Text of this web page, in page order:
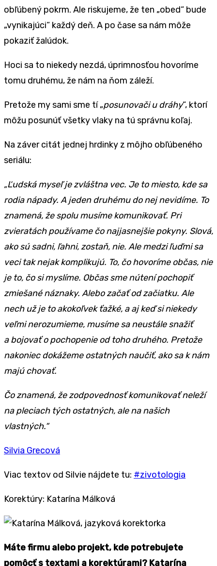
obľúbený pokrm. Ale riskujeme, že ten „obed“ bude
„vynikajúci“ každý deň. A po čase sa nám môže
pokaziť žalúdok.
Hoci sa to niekedy nezdá, úprimnosťou hovoríme
tomu druhému, že nám na ňom záleží.
Pretože my sami sme tí „posunovači u dráhy“, ktorí
môžu posunúť všetky vlaky na tú správnu koľaj.
Na záver citát jednej hrdinky z môjho obľúbeného
seriálu:
„Ľudská myseľ je zvláštna vec. Je to miesto, kde sa
rodia nápady. A jeden druhému do nej nevidíme. To
znamená, že spolu musíme komunikovať. Pri
zvieratách používame čo najjasnejšie pokyny. Slová,
ako sú sadni, ľahni, zostaň, nie. Ale medzi ľuďmi sa
veci tak nejak komplikujú. To, čo hovoríme občas, nie
je to, čo si myslíme. Občas sme nútení pochopiť
zmiešané náznaky. Alebo začať od začiatku. Ale
nech už je to akokoľvek ťažké, a aj keď si niekedy
veľmi nerozumieme, musíme sa neustále snažiť
a bojovať o pochopenie od toho druhého. Pretože
nakoniec dokážeme ostatných naučiť, ako sa k nám
majú chovať.
Čo znamená, že zodpovednosť komunikovať neleží
na pleciach tých ostatných, ale na našich
vlastných.“
Silvia Grecová
Viac textov od Silvie nájdete tu: #zivotologia
Korektúry: Katarína Málková
Máte firmu alebo projekt, kde potrebujete
pomôcť s textami a korektúrami? Katarína